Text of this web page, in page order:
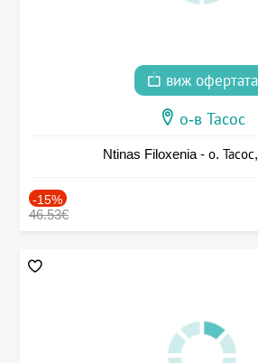
виж офертата
о-в Тасос
Ntinas Filoxenia - о.
-15%
46.53€